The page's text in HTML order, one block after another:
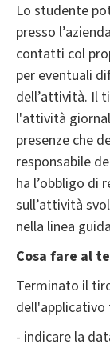
Lo studente
presso
contatti col
per eventuali
dell’attività. Il
l'attività
presenze che
responsabile
ha l’obbligo di
sull’attività
nella linea
Cosa fare al
Terminato il
dell'applicativo
- indicare la